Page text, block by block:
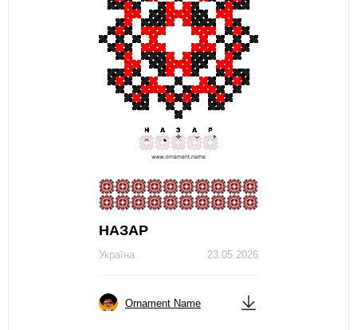
НАЗАР
23.05.2026
Україна
Ornament Name